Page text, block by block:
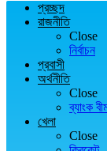
প্রচ্ছদ
রাজনীতি
Close
নির্বাচন
প্রবাসী
অর্থনীতি
Close
ব্যাংক
খেলা
Close